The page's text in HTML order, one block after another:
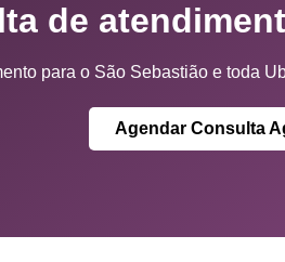
de
para o São Sebastião e toda
Agendar Consulta